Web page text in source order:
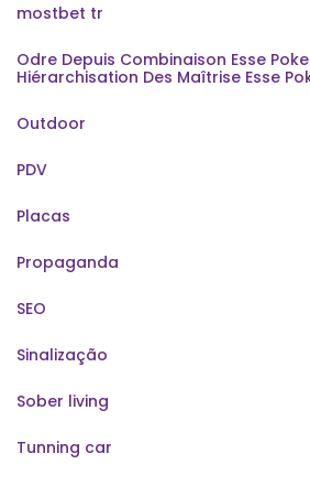
mostbet tr
Odre Depuis Combinaison Esse
Hiérarchisation Des Maîtrise Esse
Outdoor
PDV
Placas
Propaganda
SEO
Sinalização
Sober living
Tunning car